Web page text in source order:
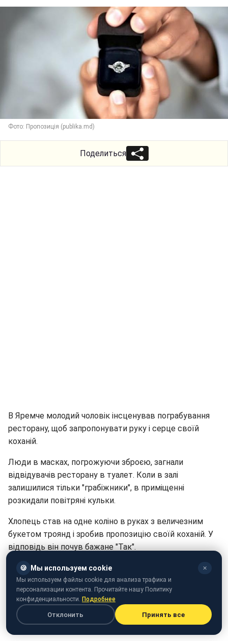
Фото: Пропозиція (publika.md)
Поделиться
В Яремче молодий чоловік інсценував пограбування
ресторану, щоб запропонувати руку і серце своїй
коханій.
Люди в масках, погрожуючи зброєю, загнали
відвідувачів ресторану в туалет. Коли в залі
залишилися тільки "грабіжники", в приміщенні
розкидали повітряні кульки.
Хлопець став на одне коліно в руках з величезним
букетом троянд і зробив пропозицію своїй коханій. У
відповідь він почув бажане "Так".
Чому житель Яремче вибрав такий кримінальний
спосіб запропонувати руку і серце, - невідомо,
передає "24 канал".
Проте в Росії вже готуються показати, як в Західній
Україні роблять пропозицію.
🍪 Мы используем cookie ✕
Мы используем файлы cookie для анализа трафика и
персонализации контента. Прочитайте нашу Политику
конфиденциальности. Подробнее
Отклонить Принять все